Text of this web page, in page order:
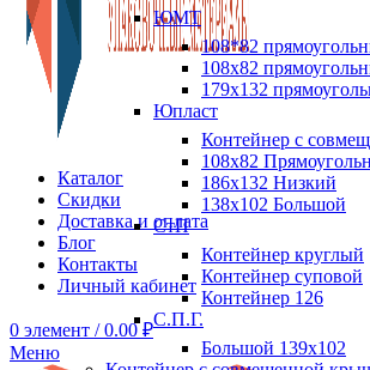
Каталог
Скидки
Доставка и оплата
Блог
Контакты
Личный кабинет
0 элемент / 0.00₽
Меню
ЮМТ
108*82
108х82
179х132
Юпласт
Контейнер с
108х82
186х132 Низкий
138х102 Большой
СтП
Контейнер круглый
Контейнер суповой
Контейнер 126
С.П.Г.
Большой 139х102